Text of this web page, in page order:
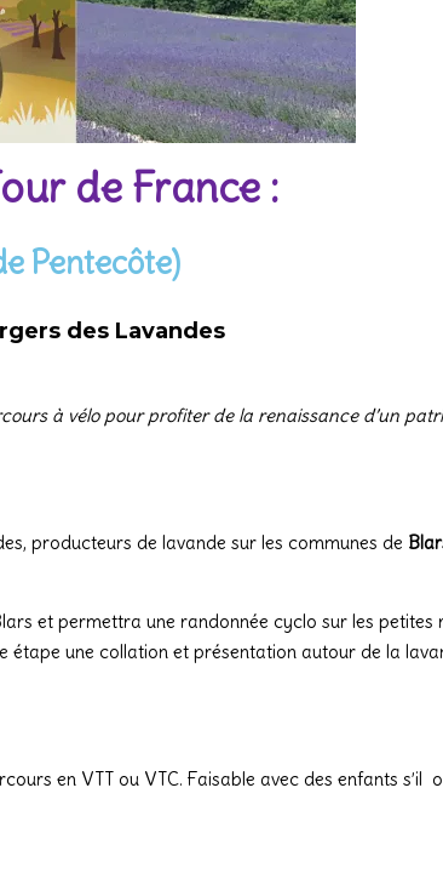
de France :
Pentecôte)
des Lavandes
à vélo pour profiter de la renaissance d’un
producteurs de lavande sur les communes de
et permettra une randonnée cyclo sur les petites
étape une collation et présentation autour de la
en VTT ou VTC. Faisable avec des enfants s’il